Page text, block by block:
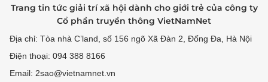
Trang tin tức giải trí xã hội dành cho giới trẻ của công ty
Cổ phần truyền thông VietNamNet
Địa chỉ: Tòa nhà C’land, số 156 ngõ Xã Đàn 2, Đống Đa, Hà Nội
Điện thoại: 094 388 8166
Email: 2sao@vietnamnet.vn